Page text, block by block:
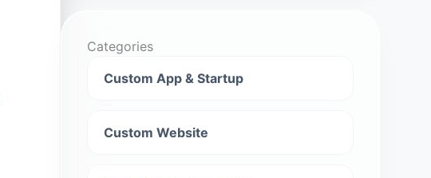
Categories
Custom App & Startup
Custom Website